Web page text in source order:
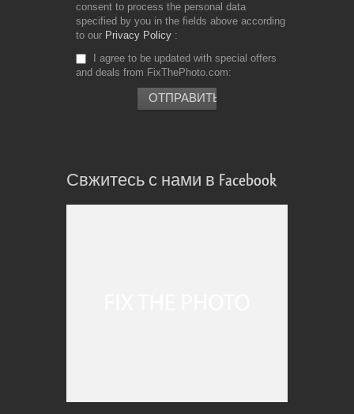
consent to process the personal data
specified by you in the fields above according
to our Privacy Policy
I agree to be updated with special offers
and deals from FixThePhoto.com
Свжитесь с нами в Facebook